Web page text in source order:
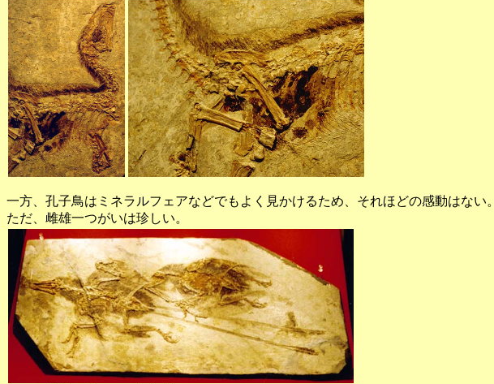
一方、孔子鳥はミネラルフェアなどでもよく見かけるため、それほどの感動はない。
ただ、雌雄一つがいは珍しい。